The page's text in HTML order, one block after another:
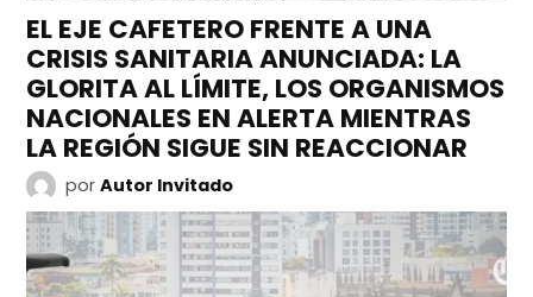
EL EJE CAFETERO FRENTE A UNA
CRISIS SANITARIA ANUNCIADA: LA
GLORITA AL LÍMITE, LOS ORGANISMOS
NACIONALES EN ALERTA MIENTRAS
LA REGIÓN SIGUE SIN REACCIONAR
por Autor Invitado